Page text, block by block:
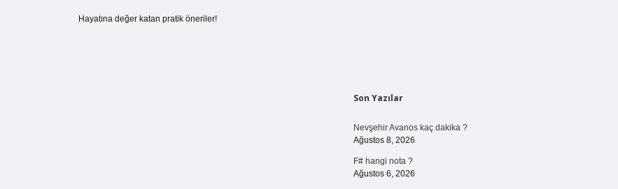
Hayatına değer katan pratik öneriler!
Sidebar
Son Yazılar
Nevşehir Avanos kaç dakika ?
Ağustos 8, 2026
F# hangi nota ?
Ağustos 6, 2026